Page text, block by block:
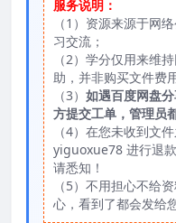
服务说明：
（1）资源来源于网
习交流；
（2）学分仅用来维
助，并非购买文件费
（3） 如遇百度网盘
方提交工单，管理员
（4）在您未收到文
yiguoxue78 进行退
请悉知！
（5）不用担心不给
心，看到了都会发给